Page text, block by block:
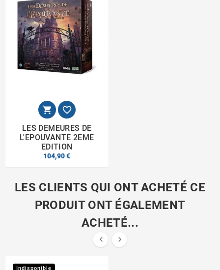
 
LES DEMEURES DE
L'EPOUVANTE 2EME
EDITION
104,90 €
LES CLIENTS QUI ONT ACHETÉ CE
PRODUIT ONT ÉGALEMENT
ACHETÉ...
 
Indisponible